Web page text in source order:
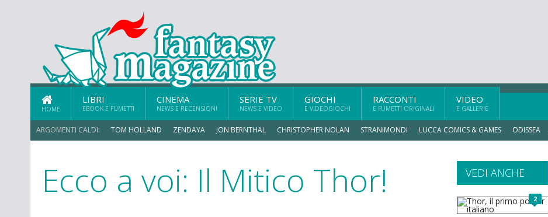
HOME
LIBRI
EBOOK E FUMETTI
CINEMA
NEWS E RECENSIONI
SERIE TV
NEWS E VIDEO
GIOCHI
E VIDEOGIOCHI
RACCONTI
E FUMETTI ORIGINALI
VIDEO
E GALLERIE
ARGOMENTI CALDI: TOM HOLLAND ZENDAYA JON BERNTHAL CHRISTOPHER NOLAN STRANIMONDI LUCCA COMICS & GAMES ODISSEA
Ecco a voi: Il Mitico Thor! VEDI ANCHE
2